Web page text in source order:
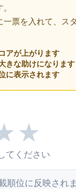
一票を入れて、ス
アが上がります
きな助けになります
に表示されます
★
てください
順位に反映され